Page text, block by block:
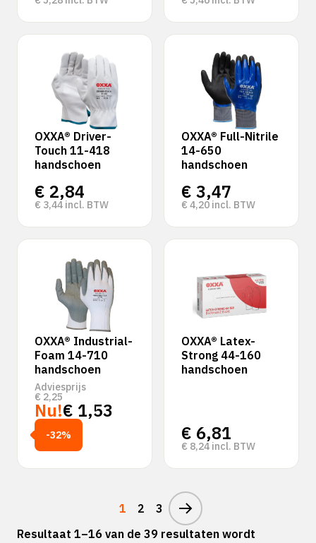
OXXA® Driver-
Touch 11-418
handschoen
€ 2,84
€ 3,44 incl. BTW
OXXA® Full-Nitrile
14-650
handschoen
€ 3,47
€ 4,20 incl. BTW
OXXA® Industrial-
Foam 14-710
handschoen
Adviesprijs
€ 2,25
Nu!€ 1,53
-32%
OXXA® Latex-
Strong 44-160
handschoen
€ 6,81
€ 8,24 incl. BTW
1 2
3
Resultaat 1–16 van de 39 resultaten wordt